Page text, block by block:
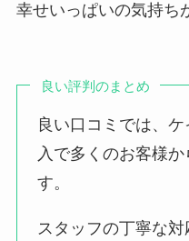
幸せいっぱいの気持ち
良い評判のまとめ
良い口コミでは、
入で多くのお客様
す。
スタッフの丁寧な